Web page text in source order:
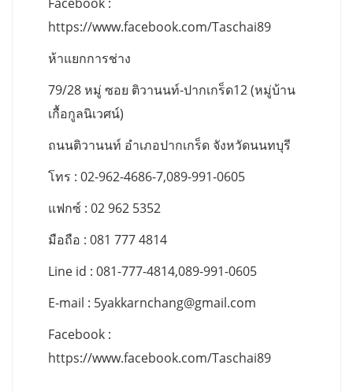
https://www.facebook.com/Taschai89
ห้าแยกการช่าง
79/28 หมู่ ซอย ติวานนท์-ปากเกร็ด12 (หมู่บ้าน
เกื้อกูลนิเวศน์)
ถนนติวานนท์ อำเภอปากเกร็ด จังหวัดนนทบุรี
โทร : 02-962-4686-7,089-991-0605
แฟกซ์ : 02 962 5352
มือถือ : 081 777 4814
Line id : 081-777-4814,089-991-0605
E-mail : 5yakkarnchang@gmail.com
Facebook :
https://www.facebook.com/Taschai89